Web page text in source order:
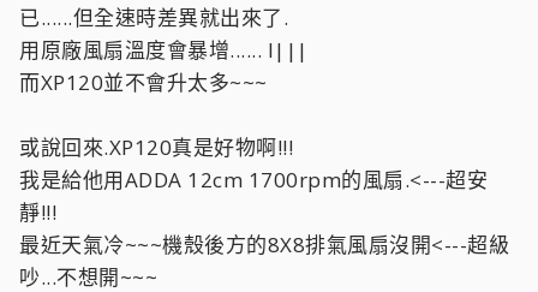
已......但全速時差異就出來了.
用原廠風扇溫度會暴增...... l|||
而XP120並不會升太多~~~
或說回來.XP120真是好物啊!!!
我是給他用ADDA 12cm 1700rpm的風扇.<---超安
靜!!!
最近天氣冷~~~機殼後方的8X8排氣風扇沒開<---超級
吵...不想開~~~